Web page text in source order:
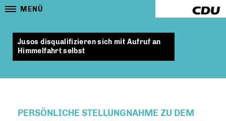
MENÜ
Jusos disqualifizieren sich mit Aufruf an
Himmelfahrt selbst
PERSÖNLICHE STELLUNGNAHME ZU DEM